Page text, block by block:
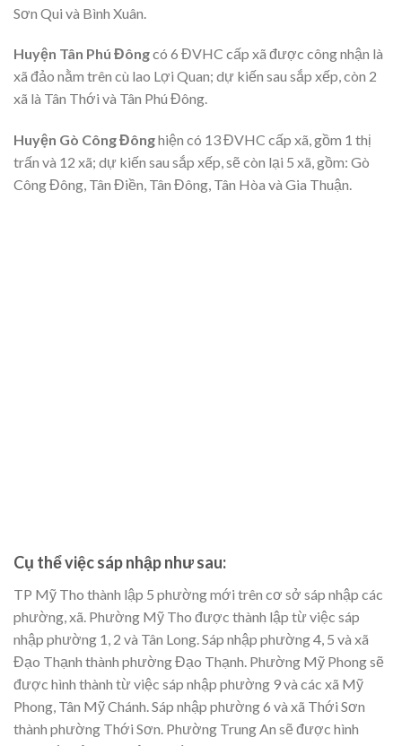
Sơn Qui và Bình Xuân.
Huyện Tân Phú Đôngcó 6 ĐVHC cấp xã được công nhận là
xã đảo nằm trên cù lao Lợi Quan; dự kiến sau sắp xếp, còn 2
xã là Tân Thới và Tân Phú Đông.
Huyện Gò Công Đônghiện có 13 ĐVHC cấp xã, gồm 1 thị
trấn và 12 xã; dự kiến sau sắp xếp, sẽ còn lại 5 xã, gồm: Gò
Công Đông, Tân Điền, Tân Đông, Tân Hòa và Gia Thuận.
Cụ thể việc sáp nhập như sau:
TP Mỹ Tho thành lập 5 phường mới trên cơ sở sáp nhập các
phường, xã. Phường Mỹ Tho được thành lập từ việc sáp
nhập phường 1, 2 và Tân Long. Sáp nhập phường 4, 5 và xã
Đạo Thạnh thành phường Đạo Thạnh. Phường Mỹ Phong sẽ
được hình thành từ việc sáp nhập phường 9 và các xã Mỹ
Phong, Tân Mỹ Chánh. Sáp nhập phường 6 và xã Thới Sơn
thành phường Thới Sơn. Phường Trung An sẽ được hình